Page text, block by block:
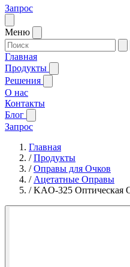
Запрос
Меню
Главная
Продукты
Решения
О нас
Контакты
Блог
Запрос
Главная
/Продукты
/Оправы для Очков
/ Ацетатные Оправы
/KAO-325 Оптическая